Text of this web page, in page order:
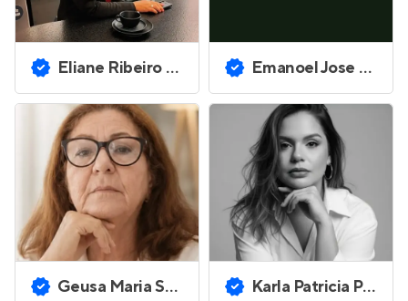
Eliane Ribeiro de Souza Emanoel Jose Eurico Silva
Geusa Maria Sampaio Gomes Karla Patricia Pavao de Melo